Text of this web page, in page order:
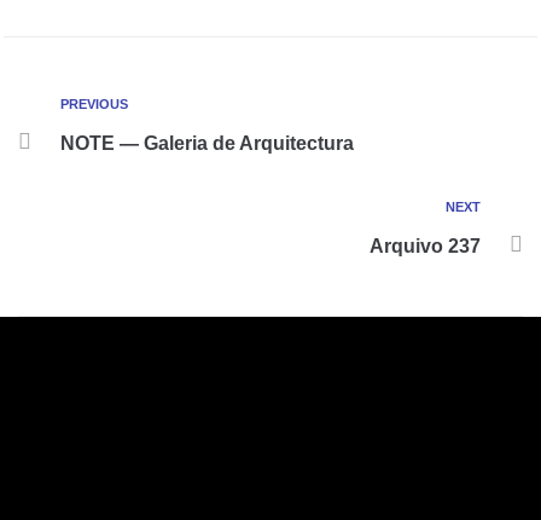
PREVIOUS
NOTE — Galeria de Arquitectura
NEXT
Arquivo 237